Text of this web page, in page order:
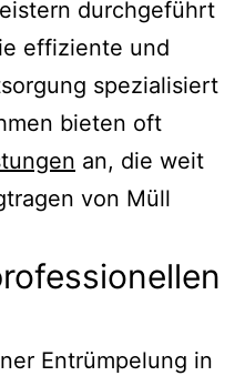
durchgeführt
effiziente und
spezialisiert
bieten oft
an, die weit
von Müll
Entrümpelung in